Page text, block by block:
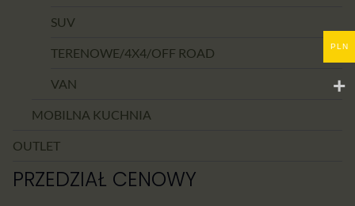
SUV
TERENOWE/4X4/OFF ROAD
VAN
MOBILNA KUCHNIA
OUTLET
PRZEDZIAŁ CENOWY
PLN